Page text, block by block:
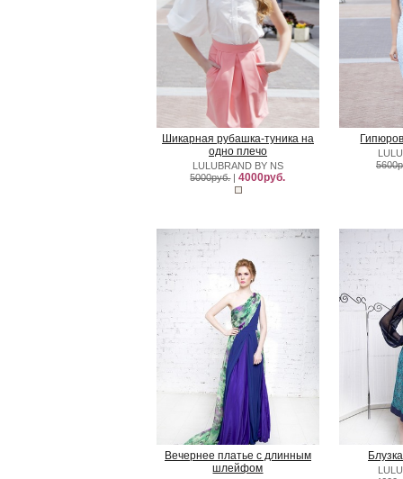
Шикарная рубашка-туника на
одно плечо
LULUBRAND BY NS
5000руб.|4000руб.
Вечернее платье с длинным
шлейфом